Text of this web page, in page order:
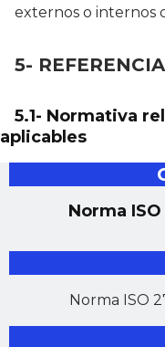
externos o internos
5-
5.1- Normativa
aplicables
Norma
Norma ISO